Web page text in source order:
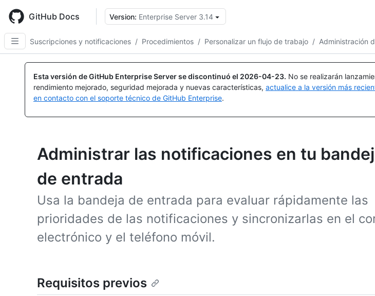
main
content
GitHub Docs Version: Enterprise Server 3.14
Suscripciones y notificaciones / Procedimientos / Personalizar un flujo de trabajo / Administración
Esta versión de GitHub Enterprise Server se discontinuó el 2026-04-23. No se realizarán
rendimiento mejorado, seguridad mejorada y nuevas características, actualice a la versión más
en contacto con el soporte técnico de GitHub Enterprise.
Administrar las notificaciones en tu
de entrada
Usa la bandeja de entrada para evaluar rápidamente las
prioridades de las notificaciones y sincronizarlas en el
electrónico y el teléfono móvil.
Requisitos previos